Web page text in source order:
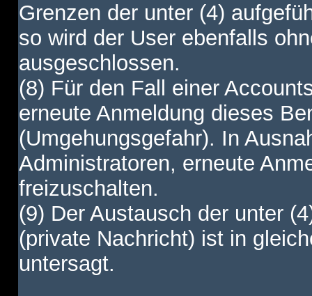
Grenzen der unter (4)
so wird der User ebenfalls
ausgeschlossen.
(8) Für den Fall einer
erneute Anmeldung dieses
(Umgehungsgefahr). In
Administratoren, erneute
freizuschalten.
(9) Der Austausch der unter
(private Nachricht) ist in
untersagt.